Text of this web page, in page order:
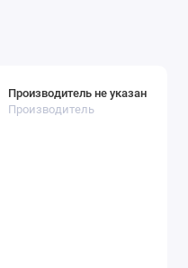
Производитель не указан
Производитель